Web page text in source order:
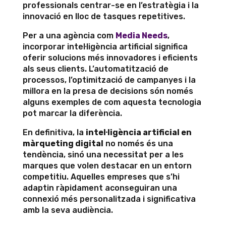
professionals centrar-se en l’estratègia i la
innovació en lloc de tasques repetitives.
Per a una agència com Media Needs,
incorporar intel·ligència artificial significa
oferir solucions més innovadores i eficients
als seus clients. L’automatització de
processos, l’optimització de campanyes i la
millora en la presa de decisions són només
alguns exemples de com aquesta tecnologia
pot marcar la diferència.
En definitiva, la intel·ligència artificial en
màrqueting digital no només és una
tendència, sinó una necessitat per a les
marques que volen destacar en un entorn
competitiu. Aquelles empreses que s’hi
adaptin ràpidament aconseguiran una
connexió més personalitzada i significativa
amb la seva audiència.